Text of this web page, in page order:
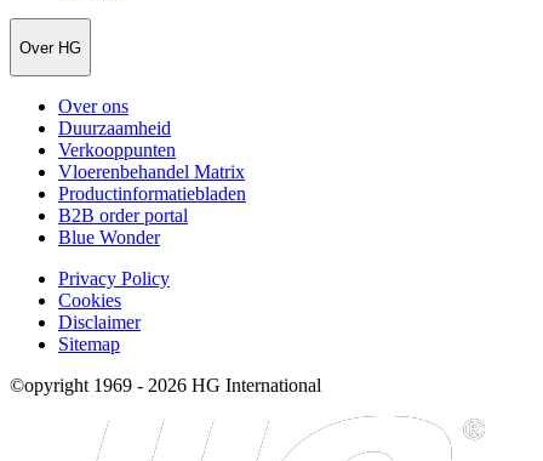
Over HG
Over ons
Duurzaamheid
Verkooppunten
Vloerenbehandel Matrix
Productinformatiebladen
B2B order portal
Blue Wonder
Privacy Policy
Cookies
Disclaimer
Sitemap
©opyright 1969 - 2026 HG International